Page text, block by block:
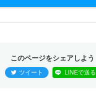
このページをシェアしよう
ツイート LINEで送る